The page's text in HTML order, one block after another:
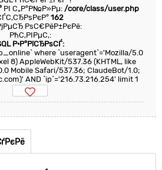
РІ С„Р°Р№Р»Рµ: /core/class/user.php
162
РѕС€РёР±РєРё:
РћС‚РІРµС‚:
Р·Р°РїСЂРѕСЃ:
where `useragent`='Mozilla/5.0
8) AppleWebKit/537.36 (KHTML, like
Mobile Safari/537.36; ClaudeBot/1.0;
AND `ip`='216.73.216.254' limit 1